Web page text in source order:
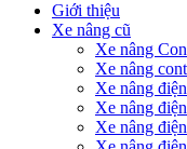
Giới thiệu
Xe nâng cũ
Xe nâng
Xe nâng
Xe nâng
Xe nâng
Xe nâng